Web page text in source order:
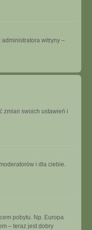
administratora witryny –
zmian swoich ustawień i
i dla ciebie.
pobytu. Np. Europa
– teraz jest dobry